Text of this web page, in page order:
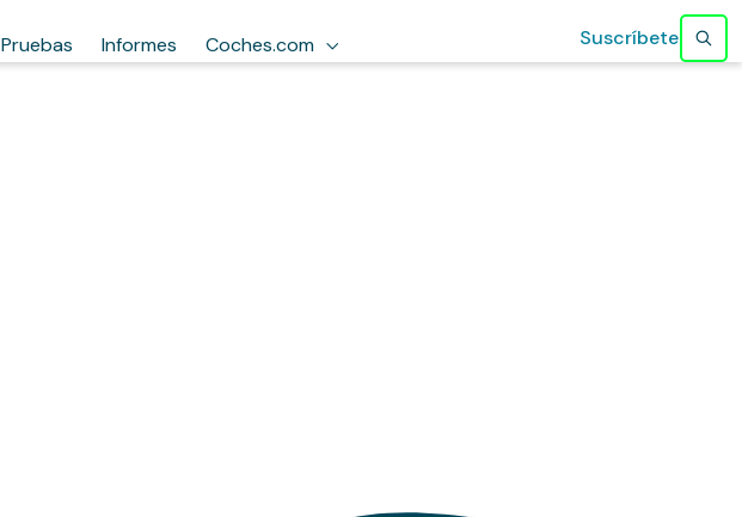
Pruebas Informes Coches.com Suscríbete